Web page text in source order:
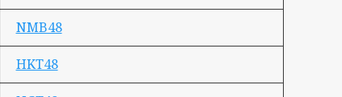
NMB48
HKT48